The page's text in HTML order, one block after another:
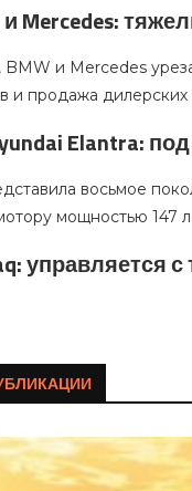
и Mercedes:
BMW и Mercedes
и продажа дилерских
Elantra:
восьмое
мощностью 147
управляется